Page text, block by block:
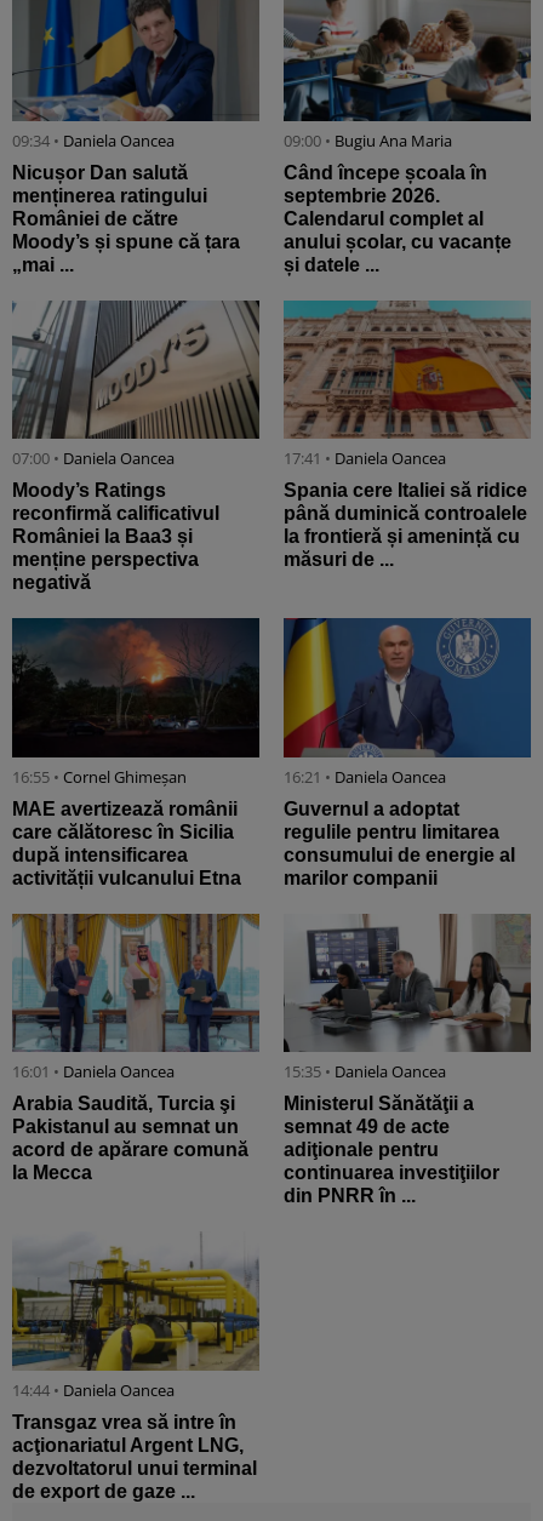
09:34 • Daniela Oancea
Nicușor Dan salută
menținerea ratingului
României de către
Moody’s și spune că țara
„mai ...
09:00 • Bugiu ⁠Ana Maria
Când începe școala în
septembrie 2026.
Calendarul complet al
anului școlar, cu vacanțe
și datele ...
07:00 • Daniela Oancea
Moody’s Ratings
reconfirmă calificativul
României la Baa3 și
menține perspectiva
negativă
17:41 • Daniela Oancea
Spania cere Italiei să ridice
până duminică controalele
la frontieră și amenință cu
măsuri de ...
16:55 • Cornel Ghimeșan
MAE avertizează românii
care călătoresc în Sicilia
după intensificarea
activității vulcanului Etna
16:21 • Daniela Oancea
Guvernul a adoptat
regulile pentru limitarea
consumului de energie al
marilor companii
16:01 • Daniela Oancea
Arabia Saudită, Turcia şi
Pakistanul au semnat un
acord de apărare comună
la Mecca
15:35 • Daniela Oancea
Ministerul Sănătăţii a
semnat 49 de acte
adiţionale pentru
continuarea investiţiilor
din PNRR în ...
14:44 • Daniela Oancea
Transgaz vrea să intre în
acţionariatul Argent LNG,
dezvoltatorul unui terminal
de export de gaze ...